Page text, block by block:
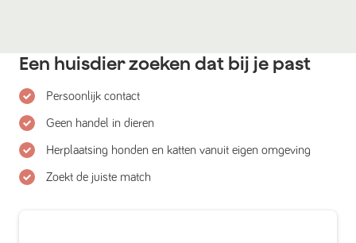
Een huisdier zoeken dat bij je past
Persoonlijk contact
Geen handel in dieren
Herplaatsing honden en katten vanuit eigen omgeving
Zoekt de juiste match